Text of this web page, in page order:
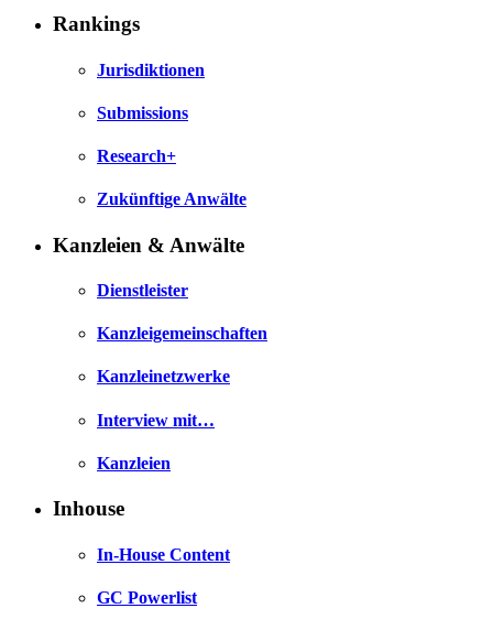
Rankings
Jurisdiktionen
Submissions
Research+
Zukünftige Anwälte
Kanzleien & Anwälte
Dienstleister
Kanzleigemeinschaften
Kanzleinetzwerke
Interview mit…
Kanzleien
Inhouse
In-House Content
GC Powerlist